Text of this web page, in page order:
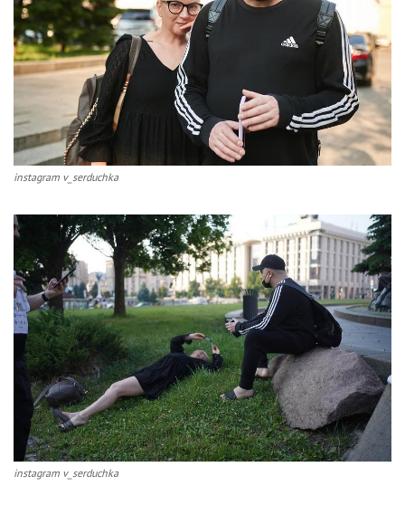
instagram v_serduchka
instagram v_serduchka